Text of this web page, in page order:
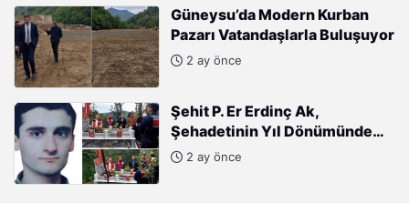
Güneysu’da Modern Kurban
Pazarı Vatandaşlarla Buluşuyor
2 ay önce
Şehit P. Er Erdinç Ak,
Şehadetinin Yıl Dönümünde
Kabri Başında Anıldı
2 ay önce